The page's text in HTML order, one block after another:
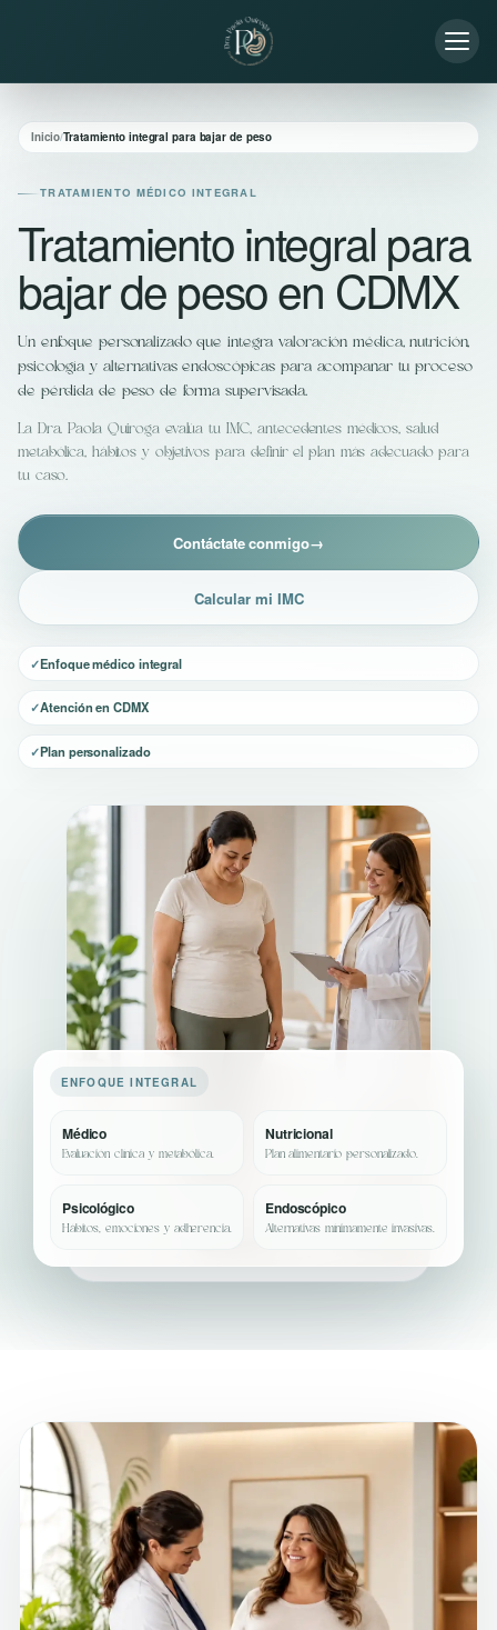
Inicio/Tratamiento integral para bajar de peso
TRATAMIENTO MÉDICO INTEGRAL
Tratamiento integral para
bajar de peso en CDMX
Un enfoque personalizado que integra valoración médica, nutrición,
psicología y alternativas endoscópicas para acompañar tu proceso
de pérdida de peso de forma supervisada.
La Dra. Paola Quiroga evalúa tu IMC, antecedentes médicos, salud
metabólica, hábitos y objetivos para definir el plan más adecuado para
tu caso.
Contáctate conmigo→
Calcular mi IMC
Enfoque médico integral
Atención en CDMX
Plan personalizado
ENFOQUE INTEGRAL
Médico
Evaluación clínica y metabólica.
Nutricional
Plan alimentario personalizado.
Psicológico
Hábitos, emociones y adherencia.
Endoscópico
Alternativas mínimamente invasivas.